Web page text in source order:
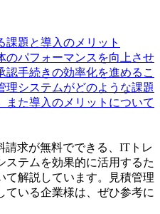
課題と導入のメリット
のパフォーマンスを向上させ
認手続きの効率化を進めるこ
理システムがどのような課題
また導入のメリットについて
求が無料でできる、ITトレ
ステムを効果的に活用するた
て解説しています。
見積管理
ている企業様は、ぜひ参考に